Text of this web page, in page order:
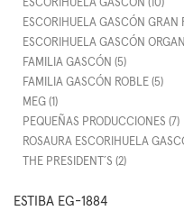
ESCORIHUELA GASCÓN (10)
ESCORIHUELA GASCÓN GRAN
ESCORIHUELA GASCÓN
FAMILIA GASCÓN (5)
FAMILIA GASCÓN ROBLE (5)
MEG (1)
PEQUEÑAS PRODUCCIONES (7)
ROSAURA ESCORIHUELA
THE PRESIDENT´S (2)
ESTIBA EG-1884